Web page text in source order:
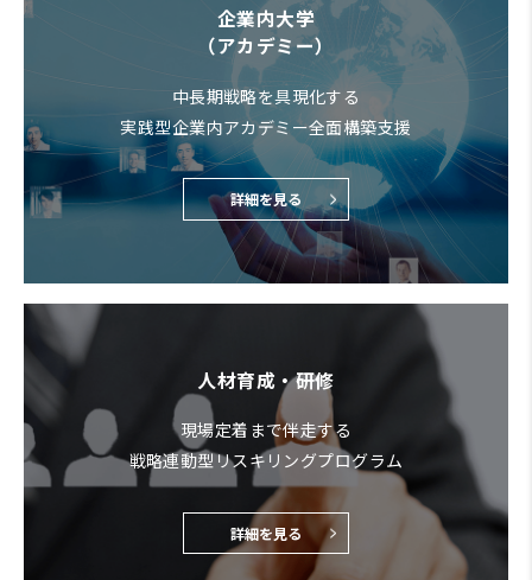
企業内大学
（アカデミー）
中長期戦略を具現化する
実践型企業内アカデミー全面構築支援
詳細を見る
人材育成・研修
現場定着まで伴走する
戦略連動型リスキリングプログラム
詳細を見る